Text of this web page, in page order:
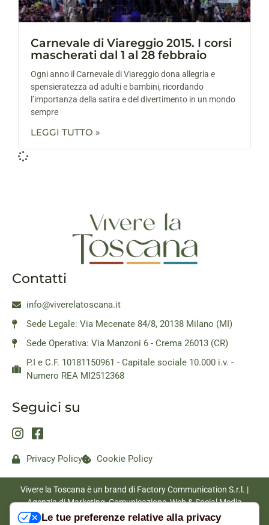
Carnevale di Viareggio 2015. I corsi
mascherati dal 1 al 28 febbraio
Ogni anno il Carnevale di Viareggio dona allegria e
spensieratezza ad adulti e bambini, ricordando
l’importanza della satira e del divertimento in un mondo
sempre
LEGGI TUTTO »
Contatti
info@viverelatoscana.it
Sede Legale: Via Mecenate 84/8, 20138 Milano (MI)
Sede Operativa: Via Manzoni 6 - Crema 26013 (CR)
P.I e C.F. 10181150961 - Capitale sociale 10.000 i.v. -
Numero REA MI2512368
Seguici su
Privacy Policy Cookie Policy
Vivere la Toscana è un brand di Factory Communication S.r.l. |
Agenzia di Marketing, Comunicazione, Web & Social Media
|www.factorycommunication.it
Le tue preferenze relative alla privacy